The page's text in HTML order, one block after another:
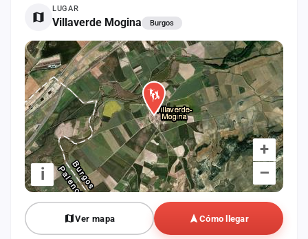
LUGAR
Villaverde Mogina Burgos
+
–
i
Ver mapa Cómo llegar
Contacto